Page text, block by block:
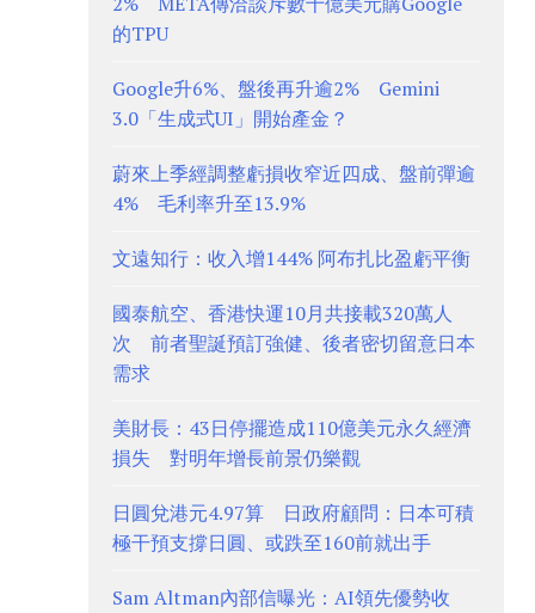
的TPU
Google升6%、盤後再升逾2% Gemini
3.0「生成式UI」開始產金？
蔚來上季經調整虧損收窄近四成、盤前彈逾
4% 毛利率升至13.9%
文遠知行：收入增144% 阿布扎比盈虧平衡
國泰航空、香港快運10月共接載320萬人
次 前者聖誕預訂強健、後者密切留意日本
需求
美財長：43日停擺造成110億美元永久經濟
損失 對明年增長前景仍樂觀
日圓兌港元4.97算 日政府顧問：日本可積
極干預支撐日圓、或跌至160前就出手
Sam Altman內部信曝光：AI領先優勢收